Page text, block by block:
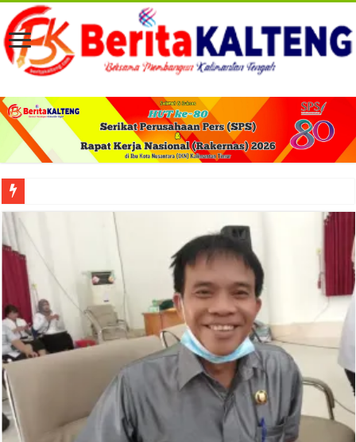
Viral! Selama Dua Bulan Lebih Siltap Serta Tunjangan Pemdes dan BPD di